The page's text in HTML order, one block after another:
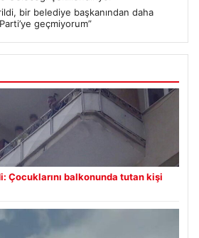
bir belediye başkanından daha
geçmiyorum”
Çocuklarını balkonunda tutan kişi